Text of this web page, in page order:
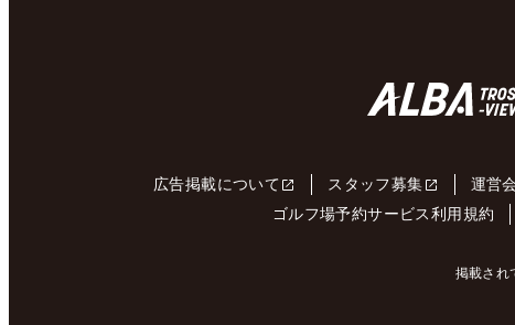
広告掲載について スタッフ募集 運営
ゴルフ場予約サービス利用規約
掲載され